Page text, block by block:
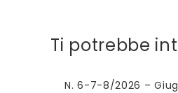
Ti potrebbe
N. 6-7-8/2026 –